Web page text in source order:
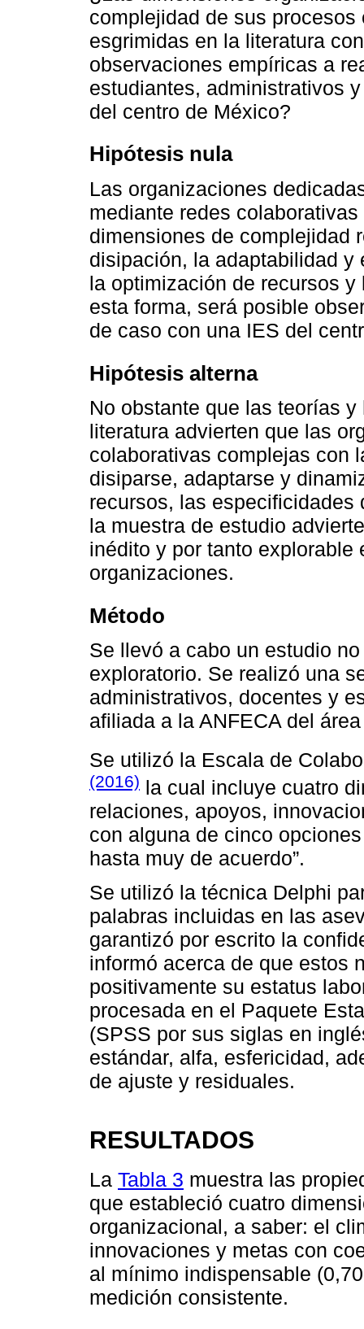
complejidad de sus
esgrimidas en la literatura
observaciones empíricas a
estudiantes, administrativos
del centro de México?
Hipótesis nula
Las organizaciones
mediante redes
dimensiones de complejidad
disipación, la adaptabilidad
la optimización de recursos
esta forma, será posible
de caso con una IES del
Hipótesis alterna
No obstante que las teorías
literatura advierten que las
colaborativas complejas con
disiparse, adaptarse y
recursos, las
la muestra de estudio
inédito y por tanto
organizaciones.
Método
Se llevó a cabo un estudio
exploratorio. Se realizó una
administrativos, docentes y
afiliada a la ANFECA del
Se utilizó la Escala de
(2016) la cual incluye cuatro
relaciones, apoyos,
con alguna de cinco
hasta muy de acuerdo”.
Se utilizó la técnica Delphi
palabras incluidas en las
garantizó por escrito la
informó acerca de que estos
positivamente su estatus
procesada en el Paquete
(SPSS por sus siglas en
estándar, alfa, esfericidad,
de ajuste y residuales.
RESULTADOS
La Tabla 3 muestra las
que estableció cuatro
organizacional, a saber: el
innovaciones y metas con
al mínimo indispensable
medición consistente.